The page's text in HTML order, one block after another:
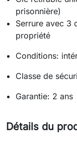
prisonnière)
Serrure avec 3
propriété
Conditions:
Classe de
Garantie: 2 ans
Détails du